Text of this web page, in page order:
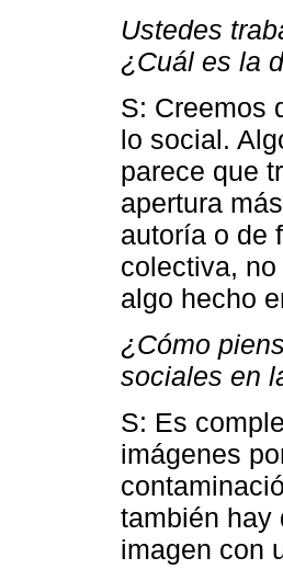
Ustedes
¿Cuál es la
S: Creemos
lo social.
parece que
apertura
autoría o de
colectiva,
algo hecho
¿Cómo
sociales en
S: Es
imágenes
también hay
imagen con